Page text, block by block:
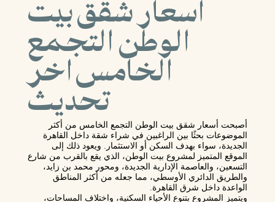
اسعار شقق بيت
الوطن التجمع
الخامس اخر
تحديث
أصبحت أسعار شقق بيت الوطن التجمع الخامس من أكثر
الموضوعات بحثًا بين الراغبين في شراء شقة داخل القاهرة
الجديدة، سواء بهدف السكن أو الاستثمار. ويعود ذلك إلى
الموقع المتميز لمشروع بيت الوطن، الذي يقع بالقرب من شارع
التسعين، والعاصمة الإدارية الجديدة، ومحور محمد بن زايد،
والطريق الدائري الأوسطي، مما جعله من أكثر المناطق
الواعدة داخل شرق القاهرة.
ويتميز المشروع بتنوع الأحياء السكنية، واختلاف المساحات،